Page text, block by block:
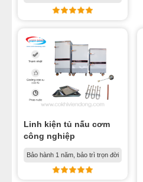
Linh kiện tủ nấu cơm
công nghiệp
Bảo hành 1 năm, bảo trì trọn đời